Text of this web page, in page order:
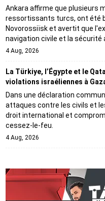
Ankara affirme que plusieurs
ressortissants turcs, ont été
Novorossiïsk et avertit que
navigation civile et la sécurité
4 Aug, 2026
La Türkiye, l’Égypte et le
violations israéliennes à
Dans une déclaration
attaques contre les civils et
droit international et
cessez-le-feu.
4 Aug, 2026